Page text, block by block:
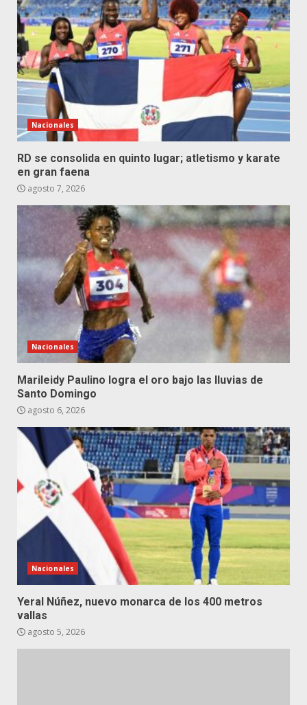
Nacionales
RD se consolida en quinto lugar; atletismo y karate
en gran faena
agosto 7, 2026
Nacionales
Marileidy Paulino logra el oro bajo las lluvias de
Santo Domingo
agosto 6, 2026
Nacionales
Yeral Núñez, nuevo monarca de los 400 metros
vallas
agosto 5, 2026